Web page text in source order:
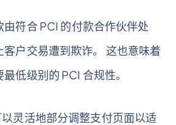
符合 PCI 的付款合作伙伴处
户交易遭到欺诈。 这也意味着
低级别的 PCI 合规性。
灵活地部分调整支付页面以适